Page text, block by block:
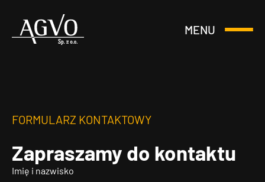
Header
MENU
Otwórz
FORMULARZ KONTAKTOWY
Zapraszamy do kontaktu